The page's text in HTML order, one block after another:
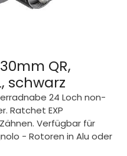
QR,
schwarz
24 Loch non-
Ratchet EXP
Verfügbar für
- Rotoren in Alu oder